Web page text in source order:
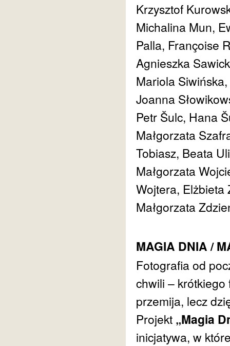
Krzysztof
Michalina Mun,
Palla, Françoise
Agnieszka
Mariola
Joanna
Petr Šulc, Hana
Małgorzata
Tobiasz, Beata
Małgorzata
Wojtera, Elżbieta
Małgorzata
MAGIA DNIA /
Fotografia od
chwili –
przemija, lecz
Projekt „Magia
inicjatywa, w